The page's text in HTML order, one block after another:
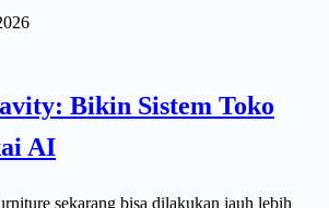
Bikin Sistem Toko
AI
sekarang bisa dilakukan jauh lebih